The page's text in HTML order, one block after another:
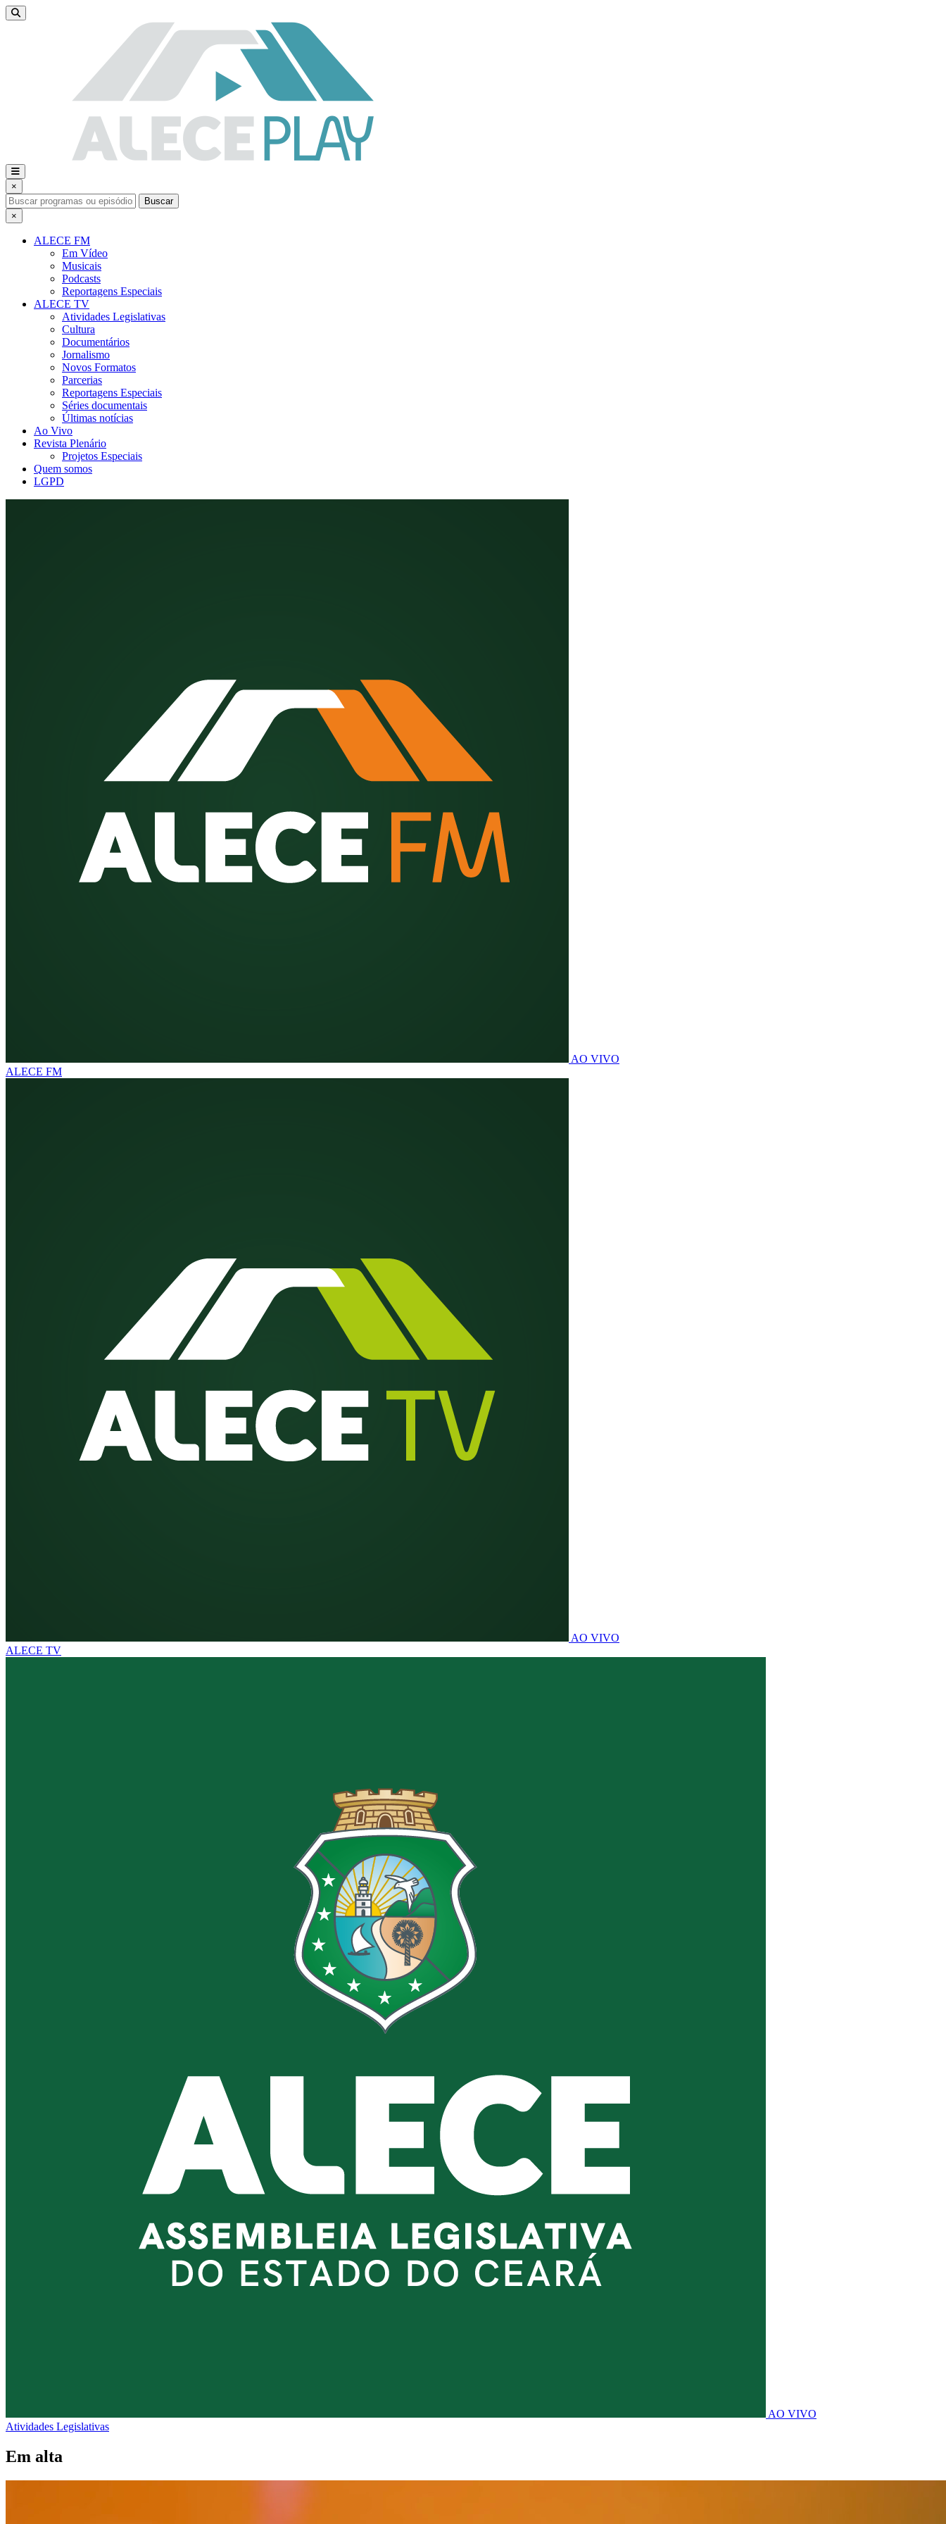
×
Buscar
×
ALECE FM
Em Vídeo
Musicais
Podcasts
Reportagens Especiais
ALECE TV
Atividades Legislativas
Cultura
Documentários
Jornalismo
Novos Formatos
Parcerias
Reportagens Especiais
Séries documentais
Últimas notícias
Ao Vivo
Revista Plenário
Projetos Especiais
Quem somos
LGPD
AO VIVO
ALECE FM
AO VIVO
ALECE TV
AO VIVO
Atividades Legislativas
Em alta